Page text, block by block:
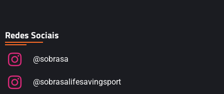
Redes Sociais
@sobrasa
@sobrasalifesavingsport